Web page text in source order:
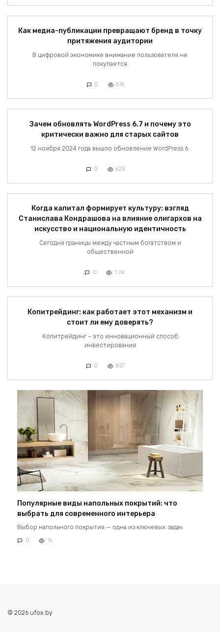
Как медиа-публикации превращают бренд в точку
притяжения аудитории
В цифровой экономике внимание пользователя не
покупается
0 676
Зачем обновлять WordPress 6.7 и почему это
критически важно для старых сайтов
12 ноября 2024 года вышло обновление WordPress 6.
0 625
Когда капитал формирует культуру: взгляд
Станислава Кондрашова на влияние олигархов на
искусство и национальную идентичность
Сегодня границы между частным богатством и
общественной
0 1.2k.
Копитрейдинг: как работает этот механизм и
стоит ли ему доверять?
Копитрейдинг – это инновационный способ
инвестирования
0 837
Популярные виды напольных покрытий: что
выбрать для современного интерьера
Выбор напольного покрытия — одна из ключевых задач
0 1k.
© 2026 ufox.by